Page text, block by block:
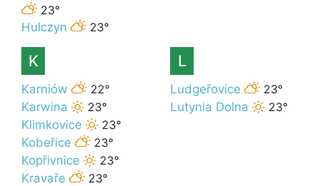
23°
Hulczyn
23°
K
Karniów
22°
Karwina
23°
Klimkovice
23°
Kobeřice
23°
Kopřivnice
23°
Kravaře
23°
L
Ludgeřovice
23°
Lutynia Dolna
23°